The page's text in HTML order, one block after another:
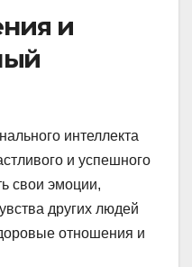
и
интеллекта
и успешного
свои эмоции,
других людей
отношения и